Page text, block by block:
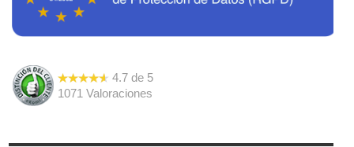
4.7 de 5
1071
Valoraciones